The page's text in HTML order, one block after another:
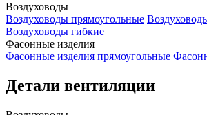
Воздуховоды
Воздуховоды прямоугольные
Воздуховоды гибкие
Фасонные изделия
Фасонные изделия прямоугольные
Детали вентиляции